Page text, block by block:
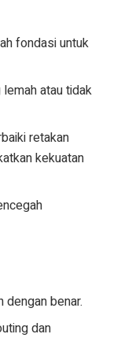
fondasi untuk
atau tidak
retakan
kekuatan
dengan benar.
dan